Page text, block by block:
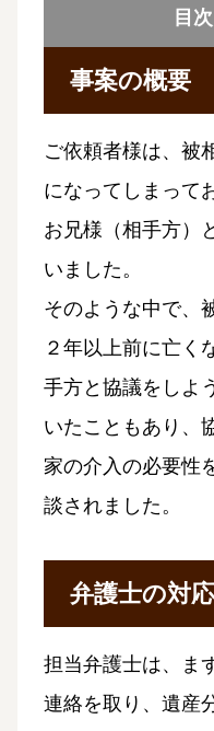
目次
事案の概要
ご依頼者様は、被
になってしまって
お兄様（相手方）
いました。
そのような中で、
２年以上前に亡く
手方と協議をしよ
いたこともあり、
家の介入の必要性
談されました。
弁護士の対応
担当弁護士は、ま
連絡を取り、遺産